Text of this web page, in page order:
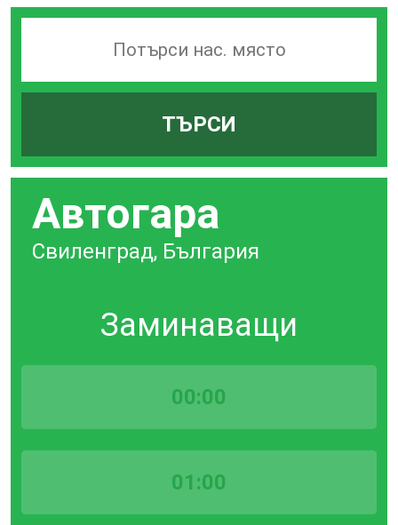
на
ТЪРСИ
Автогара
Свиленград, България
Заминаващи
00:00
01:00